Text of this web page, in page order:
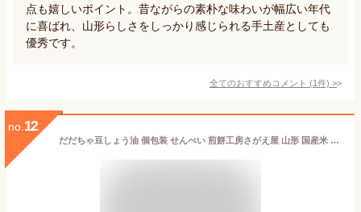
点も嬉しいポイント。昔ながらの素朴な味わいが幅広い年代
に喜ばれ、山形らしさをしっかり感じられる手土産としても
優秀です。
全てのおすすめコメント (1件) >
no. 12
だだちゃ豆しょう油 個包装 せんべい 煎餅工房さがえ屋 山形 国産米 醤油味 手土産 小分け 家庭用